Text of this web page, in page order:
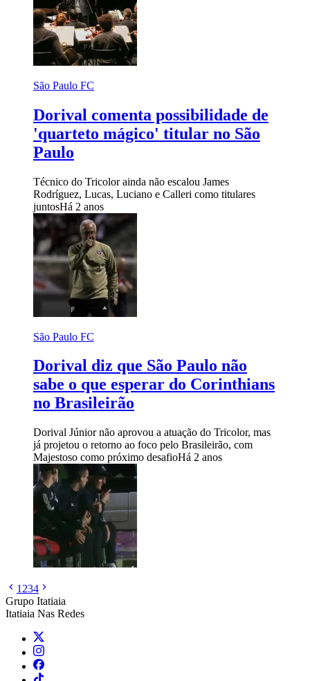
São Paulo FC
Dorival comenta possibilidade de
'quarteto mágico' titular no São
Paulo
Técnico do Tricolor ainda não escalou James
Rodríguez, Lucas, Luciano e Calleri como titulares
juntosHá 2 anos
São Paulo FC
Dorival diz que São Paulo não
sabe o que esperar do Corinthians
no Brasileirão
Dorival Júnior não aprovou a atuação do Tricolor, mas
já projetou o retorno ao foco pelo Brasileirão, com
Majestoso como próximo desafioHá 2 anos
1 234
Grupo Itatiaia
Itatiaia Nas Redes